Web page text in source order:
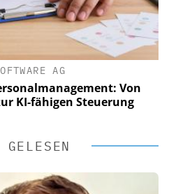
AG
Von
KI-fähigen Steuerung